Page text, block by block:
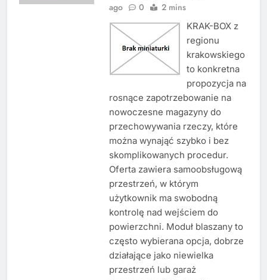
ago
0 2 mins
KRAK-BOX z
regionu
krakowskiego
to konkretna
propozycja na
rosnące zapotrzebowanie na
nowoczesne magazyny do
przechowywania rzeczy, które
można wynająć szybko i bez
skomplikowanych procedur.
Oferta zawiera samoobsługową
przestrzeń, w którym
użytkownik ma swobodną
kontrolę nad wejściem do
powierzchni. Moduł blaszany to
często wybierana opcja, dobrze
działające jako niewielka
przestrzeń lub garaż